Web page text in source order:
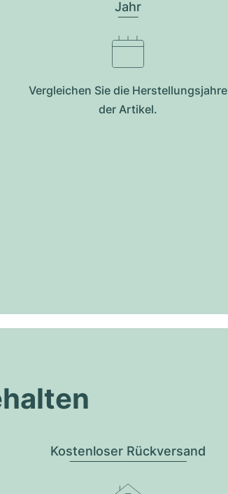
Jahr
Vergleichen Sie die Herstellungsjahre
der Artikel.
Kostenloser Rückversand